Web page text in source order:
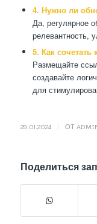
4. Нужно ли
Да, регулярное
релевантность,
5. Как сочетать
Размещайте
создавайте
для
29.01.2024 ОТ
Поделиться